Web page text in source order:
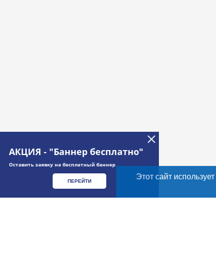
АКЦИЯ - "Баннер бесплатно"
Оставить заявку на бесплатный баннер
ПЕРЕЙТИ
Этот сайт использует